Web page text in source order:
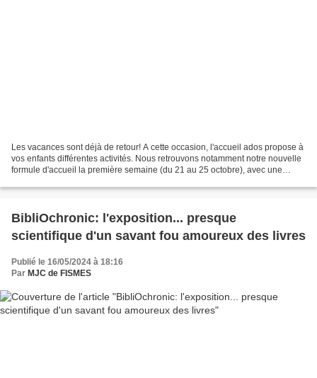
Les vacances sont déjà de retour! A cette occasion, l'accueil ados propose à
vos enfants différentes activités. Nous retrouvons notamment notre nouvelle
formule d'accueil la première semaine (du 21 au 25 octobre), avec une
BibliOchronic: l'exposition... presque
scientifique d'un savant fou amoureux des livres
Publié le 16/05/2024 à 18:16
Par MJC de FISMES